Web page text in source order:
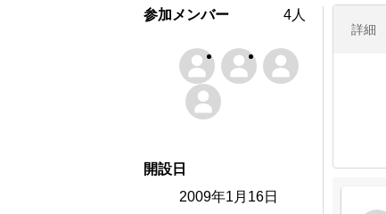
詳細
参加メンバー 4人
開設日
2009年1月16日